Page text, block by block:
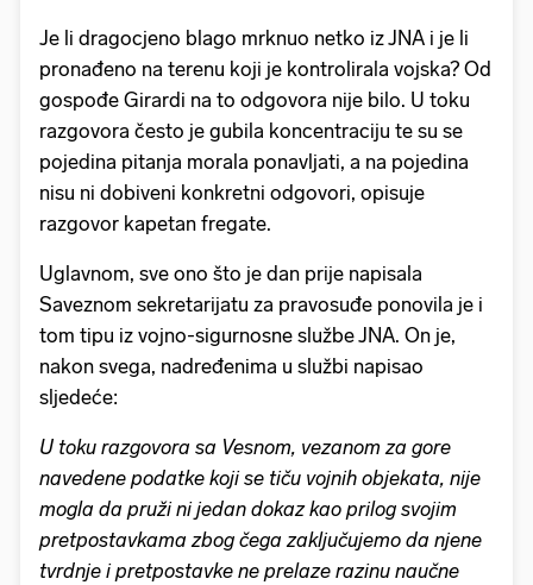
Je li dragocjeno blago mrknuo netko iz JNA i je li
pronađeno na terenu koji je kontrolirala vojska? Od
gospođe Girardi na to odgovora nije bilo. U toku
razgovora često je gubila koncentraciju te su se
pojedina pitanja morala ponavljati, a na pojedina
nisu ni dobiveni konkretni odgovori, opisuje
razgovor kapetan fregate.
Uglavnom, sve ono što je dan prije napisala
Saveznom sekretarijatu za pravosuđe ponovila je i
tom tipu iz vojno-sigurnosne službe JNA. On je,
nakon svega, nadređenima u službi napisao
sljedeće:
U toku razgovora sa Vesnom, vezanom za gore
navedene podatke koji se tiču vojnih objekata, nije
mogla da pruži ni jedan dokaz kao prilog svojim
pretpostavkama zbog čega zaključujemo da njene
tvrdnje i pretpostavke ne prelaze razinu naučne